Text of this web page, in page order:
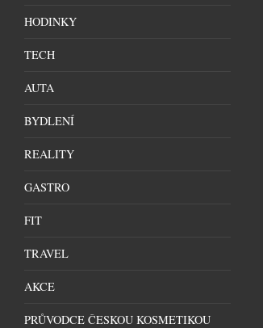
HODINKY
TECH
AUTA
BYDLENÍ
REALITY
GASTRO
FIT
TRAVEL
AKCE
PRŮVODCE ČESKOU KOSMETIKOU